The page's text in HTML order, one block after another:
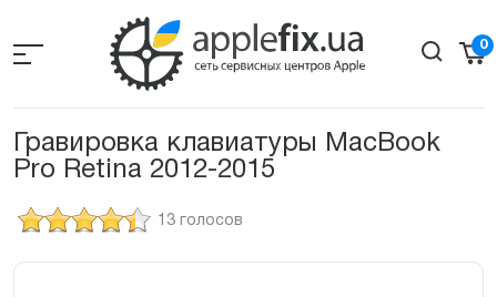
the
0
Гравировка клавиатуры MacBook
Pro Retina 2012-2015
13 голосов